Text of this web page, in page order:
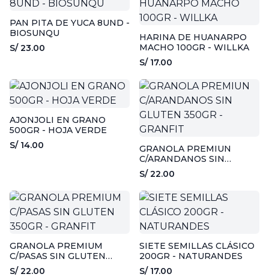
PAN PITA DE YUCA 8UND -
BIOSUNQU
S/ 23.00
HARINA DE HUANARPO
MACHO 100GR - WILLKA
S/ 17.00
AJONJOLI EN GRANO
500GR - HOJA VERDE
S/ 14.00
GRANOLA PREMIUN
C/ARANDANOS SIN
GLUTEN 350GR - GRANFIT
S/ 22.00
GRANOLA PREMIUM
C/PASAS SIN GLUTEN
350GR - GRANFIT
S/ 22.00
SIETE SEMILLAS CLÁSICO
200GR - NATURANDES
S/ 17.00